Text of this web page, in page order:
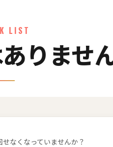
LIST
りませ
なくなっていませんか？